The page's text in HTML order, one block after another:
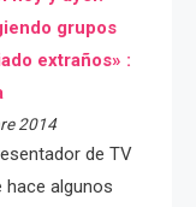
grupos
extraños» :
2014
de TV
hace algunos